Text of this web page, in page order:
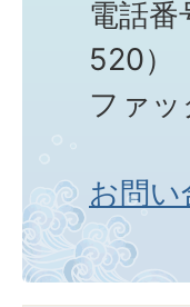
電話
520）
ファ
お問